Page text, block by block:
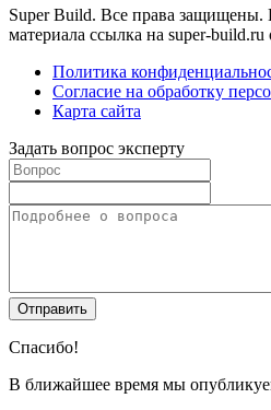
Super Build. Все права защищены.
материала ссылка на super-build.ru
Политика
Согласие на обработку
Карта сайта
Задать вопрос эксперту
Спасибо!
В ближайшее время мы